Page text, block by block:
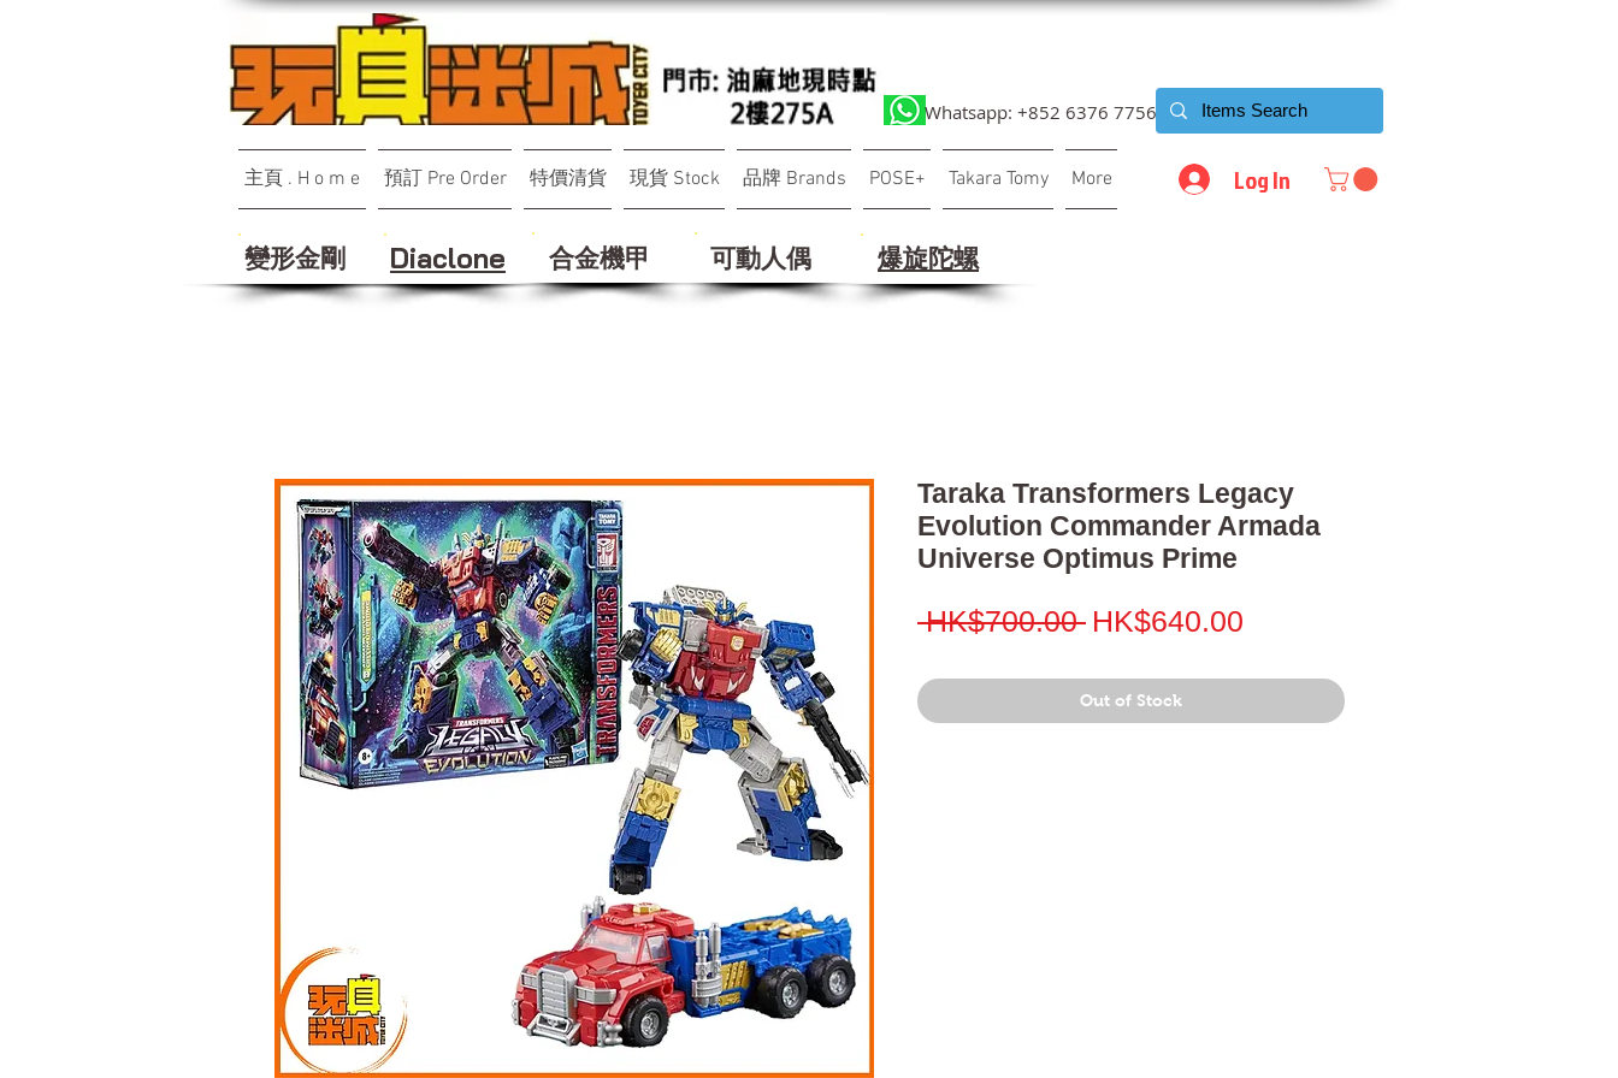
Whatsapp: +852 6376 7756
主頁 . H o m e 預訂 Pre Order 特價清貨 現貨 Stock 品牌 Brands POSE+ Takara Tomy More Log In
變形金剛 Diaclone 合金機甲 可動人偶 ​爆旋陀螺
Taraka Transformers Legacy
Evolution Commander Armada
Universe Optimus Prime
HK$700.00 Regular
HK$640.00
Out of Stock